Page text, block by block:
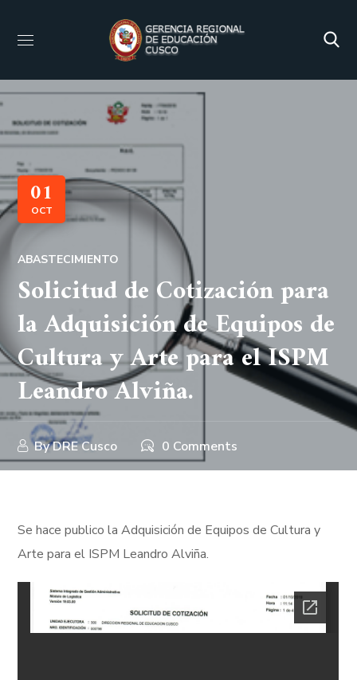
01
OCT
ABASTECIMIENTO
Solicitud de Cotización para
la Adquisición de Equipos de
Cultura y Arte para el ISPM
Leandro Alviña.
ByDRE Cusco 0 Comments
Se hace publico la Adquisición de Equipos de Cultura y
Arte para el ISPM Leandro Alviña.